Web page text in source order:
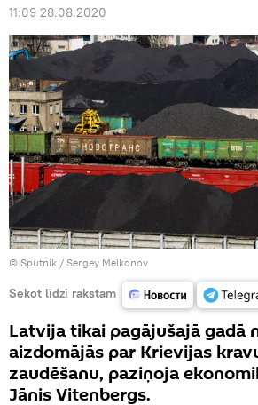
11:09 28.08.2020
© Sputnik / Sergey Melkonov
Sekot līdzi rakstam
Latvija tikai pagājušajā gadā
aizdomājās par Krievijas
zaudēšanu, paziņoja
Jānis Vitenbergs.